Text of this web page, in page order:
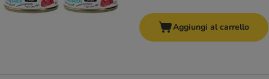
Aggiungi al carrello